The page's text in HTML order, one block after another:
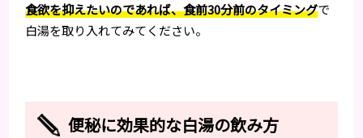
食欲を抑えたいのであれば、食前30分前のタイミングで
白湯を取り入れてみてください。
便秘に効果的な白湯の飲み方